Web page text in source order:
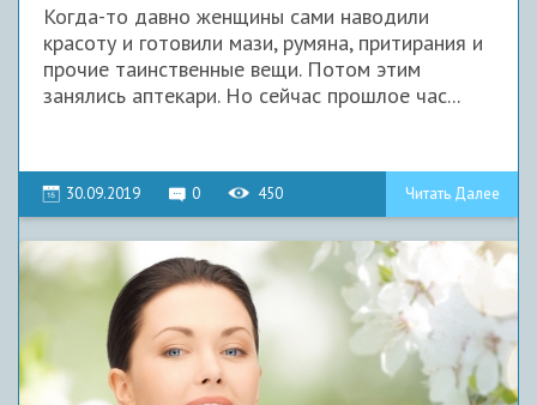
Когда-то давно женщины сами наводили
красоту и готовили мази, румяна, притирания и
прочие таинственные вещи. Потом этим
занялись аптекари. Но сейчас прошлое час...
30.09.2019 0 450 Читать Далее